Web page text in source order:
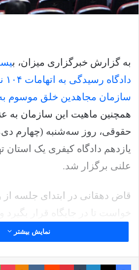
به گزارش خبرگزاری میزان، ب
سازمان مجاهدین خلق موسوم
همچنین ماهیت این سازمان
حقوقی، روز سه‌شنبه (چهارم
یازدهم دادگاه کیفری یک
علنی برگزار شد.
قاض دهقانی در ابتدای جلسه
خواست تا در جایگاه قرار بگیرد
کاظمی وکیل شکات گفت: در
نمایش بیشتر
فیس بوک X لینکدین‫تامبلر‫پین‌ترست
‫رددیت‫VKontakte